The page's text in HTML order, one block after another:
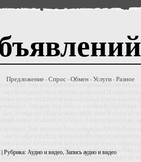
Предложение · Спрос · Обмен · Услуги · Разное
Аудио и видео, Запись аудио и видео